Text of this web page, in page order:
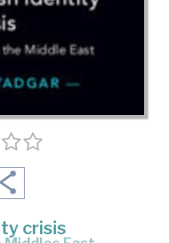
crisis